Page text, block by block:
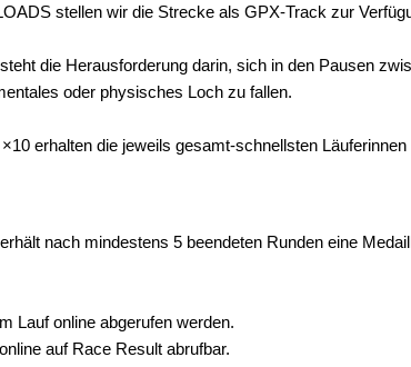
stellen wir die Strecke als GPX-Track zur
die Herausforderung darin, sich in den Pausen
oder physisches Loch zu fallen.
erhalten die jeweils gesamt-schnellsten
nach mindestens 5 beendeten Runden eine
Lauf online abgerufen werden.
auf Race Result abrufbar.